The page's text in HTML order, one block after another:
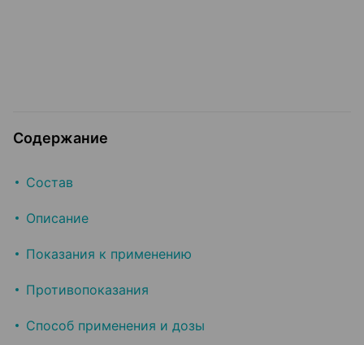
Содержание
Состав
Описание
Показания к применению
Противопоказания
Способ применения и дозы